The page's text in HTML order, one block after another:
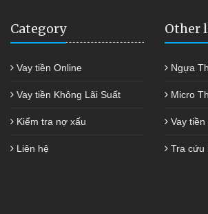
Category
Vay tiền Online
Vay tiền Không Lãi Suất
Kiểm tra nợ xấu
Liên hệ
Other
Ngựa
Micro
Vay
Tra cứu